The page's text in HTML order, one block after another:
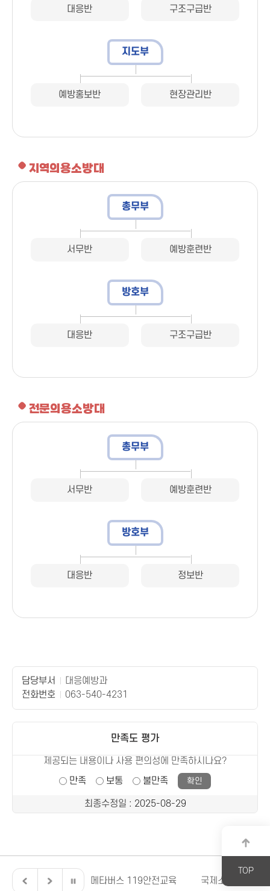
대응반 구조구급반
지도부
예방홍보반 현장관리반
지역의용소방대
총무부
서무반 예방훈련반
방호부
대응반 구조구급반
전문의용소방대
총무부
서무반 예방훈련반
방호부
대응반 정보반
담당부서
대응예방과
전화번호
063-540-4231
만족도 평가
제공되는 내용이나 사용 편의성에 만족하시나요?
만족
보통 불만족
최종수정일 : 2025-08-29
TOP
전북특별자치도 메타버스 119안전교육 국제소방안전박